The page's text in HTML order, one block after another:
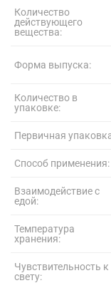
Количество
действующего
вещества:
Форма выпуска:
Количество в
упаковке:
Первичная
Способ применения:
Взаимодействие с
едой:
Температура
хранения:
Чувствительность к
свету: